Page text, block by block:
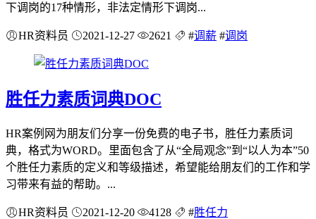
下调岗的17种情形，非法定情形下调岗...
HR资料员 2021-12-27 2621 #调薪 #调岗
胜任力素质词典DOC
HR案例网为朋友们分享一份免费的电子书，胜任力素质词
典，格式为WORD。里面包含了从“全局观念”到“以人为本”50
个胜任力素质的定义和等级描述，希望能给朋友们的工作和学
习带来有益的帮助。...
HR资料员 2021-12-20 4128 #胜任力